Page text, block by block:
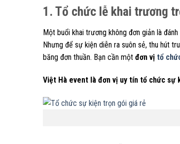
1. Tổ chức lễ khai trương
Một buổi khai trương không đơn giản là
Nhưng để sự kiện diễn ra suôn sẻ, thu hút
băng đơn thuần. Bạn cần một đơn vị tổ
Việt Hà event là đơn vị uy tín tổ chức sự